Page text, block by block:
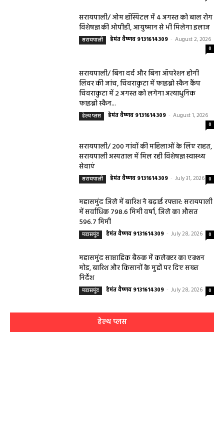
सरायपाली/ ओम हॉस्पिटल में 4 अगस्त को बाल रोग
विशेषज्ञ की ओपीडी, आयुष्मान से भी मिलेगा इलाज
सरायपाली हेमंत वैष्णव 9131614309 - August 2, 2026
0
सरायपाली/ बिना दर्द और बिना ऑपरेशन होगी
लिवर की जांच, चिवराकुटा में फाइब्रो स्कैन कैंप
चिवराकुटा में 2 अगस्त को लगेगा अत्याधुनिक
फाइब्रो स्कैन...
हेल्थ प्लस हेमंत वैष्णव 9131614309 - August 1, 2026
0
सरायपाली/ 200 गांवों की महिलाओं के लिए राहत,
सरायपाली अस्पताल में मिल रही विशेषज्ञ स्वास्थ्य
सेवाएं
सरायपाली हेमंत वैष्णव 9131614309 - July 31, 2026 0
महासमुंद जिले में बारिश ने बढ़ाई रफ्तार: सरायपाली
में सर्वाधिक 798.6 मिमी वर्षा, जिले का औसत
596.7 मिमी
महासमुंद हेमंत वैष्णव 9131614309 - July 28, 2026 0
महासमुंद साप्ताहिक बैठक में कलेक्टर का एक्शन
मोड, बारिश और किसानों के मुद्दों पर दिए सख्त
निर्देश
महासमुंद हेमंत वैष्णव 9131614309 - July 28, 2026 0
हेल्थ प्लस